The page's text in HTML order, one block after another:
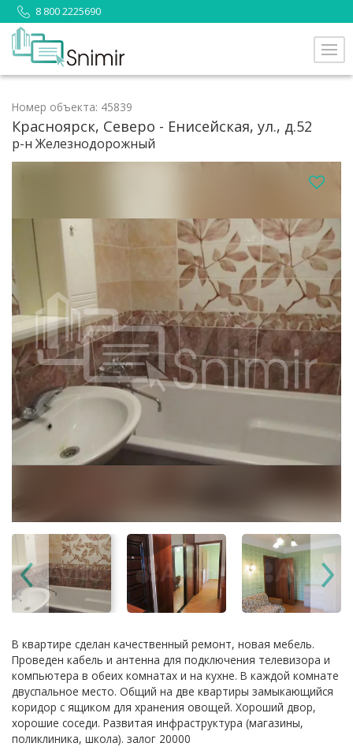
8 800 2225690
Номер объекта: 45839
Красноярск, Северо - Енисейская, ул., д.52
р-н Железнодорожный
В квартире сделан качественный ремонт, новая мебель.
Проведен кабель и антенна для подключения телевизора и
компьютера в обеих комнатах и на кухне. В каждой комнате
двуспальное место. Общий на две квартиры замыкающийся
коридор с ящиком для хранения овощей. Хороший двор,
хорошие соседи. Развитая инфраструктура (магазины,
поликлиника, школа). залог 20000